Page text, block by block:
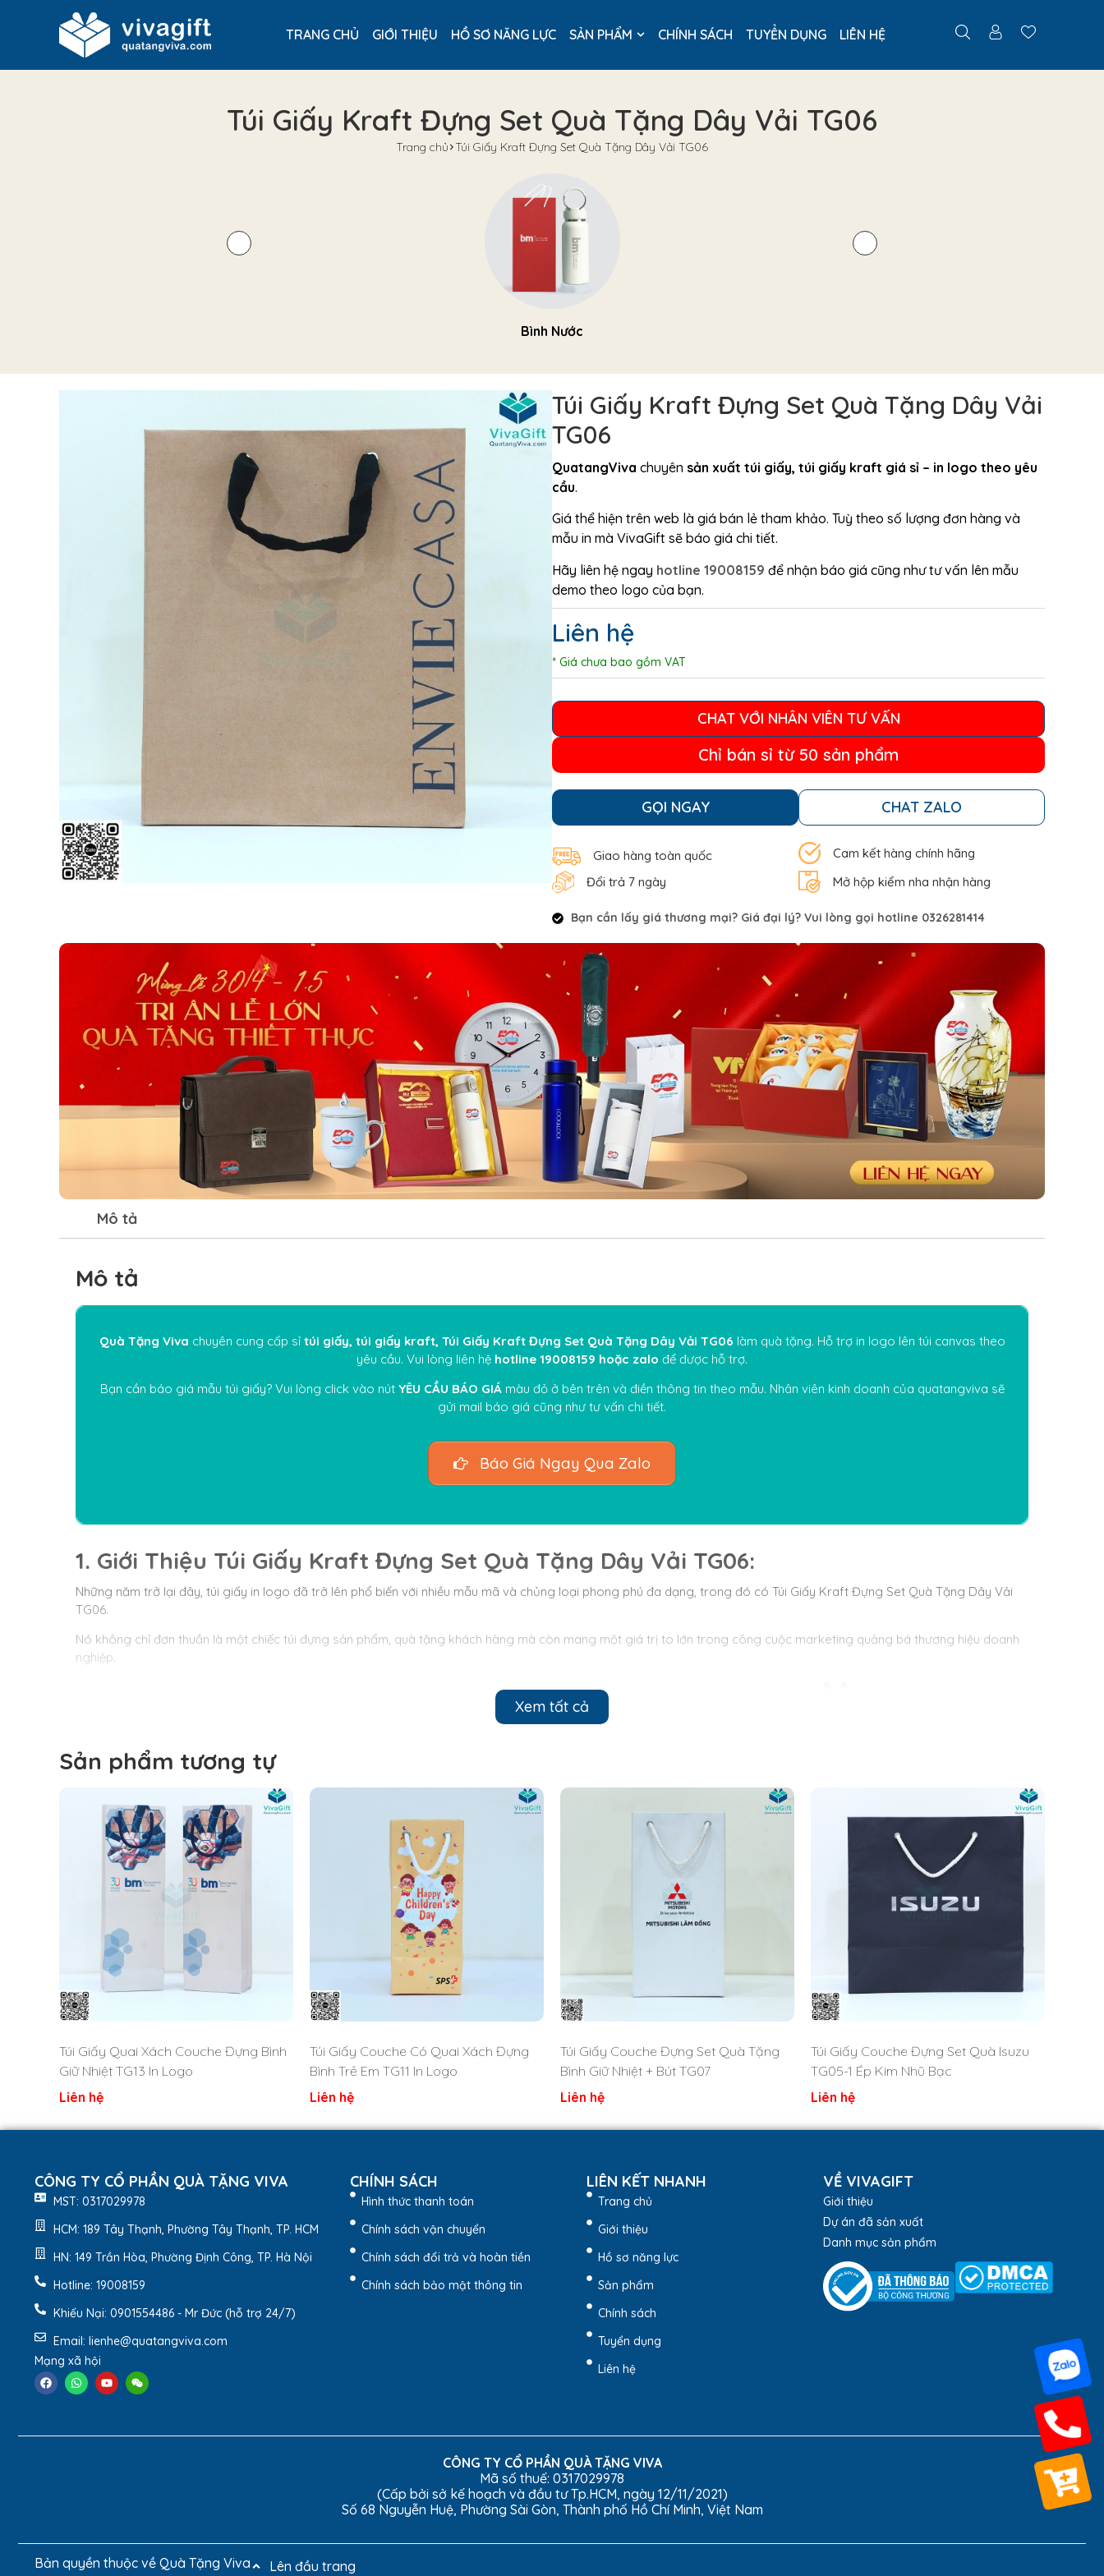
TRANG CHỦ GIỚI THIỆU HỒ SƠ NĂNG LỰC SẢN PHẨM CHÍNH SÁCH TUYỂN DỤNG LIÊN HỆ
Túi Giấy Kraft Đựng Set Quà Tặng Dây Vải TG06
Trang chủ Túi Giấy Kraft Đựng Set Quà Tặng Dây Vải TG06
Bình Nước
Túi Giấy Kraft Đựng Set Quà Tặng Dây Vải
TG06
QuatangViva chuyên sản xuất túi giấy, túi giấy kraft giá sỉ – in logo theo yêu
cầu.
Giá thể hiện trên web là giá bán lẻ tham khảo. Tuỳ theo số lượng đơn hàng và
mẫu in mà VivaGift sẽ báo giá chi tiết.
Hãy liên hệ ngay hotline 19008159 để nhận báo giá cũng như tư vấn lên mẫu
demo theo logo của bạn.
Liên hệ
* Giá chưa bao gồm VAT
CHAT VỚI NHÂN VIÊN TƯ VẤN
Chỉ bán sỉ từ 50 sản phẩm
GỌI NGAY CHAT ZALO
Giao hàng toàn quốc
Cam kết hàng chính hãng
Đổi trả 7 ngày
Mở hộp kiểm nha nhận hàng
Bạn cần lấy giá thương mại? Giá đại lý? Vui lòng gọi hotline 0326281414
Mô tả
Mô tả
Quà Tặng Viva chuyên cung cấp sỉtúi giấy, túi giấy kraft, Túi Giấy Kraft Đựng Set Quà Tặng Dây Vải TG06 làm quà tặng. Hỗ trợ in logo lên túi canvas theo
yêu cầu. Vui lòng liên hệ hotline 19008159 hoặc zalo để được hỗ trợ.
Bạn cần báo giá mẫu túi giấy? Vui lòng click vào nút YÊU CẦU BÁO GIÁmàu đỏ ở bên trên và điền thông tin theo mẫu. Nhân viên kinh doanh của quatangviva sẽ
gửi mail báo giá cũng như tư vấn chi tiết.
Báo Giá Ngay Qua Zalo
1. Giới Thiệu Túi Giấy Kraft Đựng Set Quà Tặng Dây Vải TG06:
Những năm trở lại đây, túi giấy in logo đã trở lên phổ biến với nhiều mẫu mã và chủng loại phong phú đa dạng, trong đó có Túi Giấy Kraft Đựng Set Quà Tặng Dây Vải
TG06.
Nó không chỉ đơn thuần là một chiếc túi đựng sản phẩm, quà tặng khách hàng mà còn mang một giá trị to lớn trong công cuộc marketing quảng bá thương hiệu doanh
nghiệp.
Thông tin sản phẩm:
Kích thước: Theo yêu cầu
Màu sắc: Nâu tự nhiên
Kiểu quai: túi giấy có quai loại quai làm bằng vải nên túi chắc chắn và đẹp.
Xem tất cả
Sản phẩm tương tự
Túi Giấy Quai Xách Couche Đựng Bình
Giữ Nhiệt TG13 In Logo
Liên hệ
Túi Giấy Couche Có Quai Xách Đựng
Bình Trẻ Em TG11 In Logo
Liên hệ
Túi Giấy Couche Đựng Set Quà Tặng
Bình Giữ Nhiệt + Bút TG07
Liên hệ
Túi Giấy Couche Đựng Set Quà Isuzu
TG05-1 Ép Kim Nhũ Bạc
Liên hệ
CÔNG TY CỔ PHẦN QUÀ TẶNG VIVA
MST: 0317029978
HCM: 189 Tây Thạnh, Phường Tây Thạnh, TP. HCM
HN: 149 Trần Hòa, Phường Định Công, TP. Hà Nội
Hotline: 19008159
Khiếu Nại: 0901554486 - Mr Đức (hỗ trợ 24/7)
Email: lienhe@quatangviva.com
Mạng xã hội
CHÍNH SÁCH
Hình thức thanh toán
Chính sách vận chuyển
Chính sách đổi trả và hoàn tiền
Chính sách bảo mật thông tin
LIÊN KẾT NHANH
Trang chủ
Giới thiệu
Hồ sơ năng lực
Sản phẩm
Chính sách
Tuyển dụng
Liên hệ
VỀ VIVAGIFT
Giới thiệu
Dự án đã sản xuất
Danh mục sản phẩm
CÔNG TY CỔ PHẦN QUÀ TẶNG VIVA
Mã số thuế: 0317029978
(Cấp bởi sở kế hoạch và đầu tư Tp.HCM, ngày 12/11/2021)
Số 68 Nguyễn Huệ, Phường Sài Gòn, Thành phố Hồ Chí Minh, Việt Nam
Bản quyền thuộc về Quà Tặng Viva Lên đầu trang